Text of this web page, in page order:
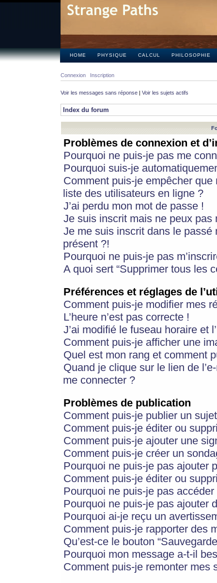
HOME PHYSIQUE CALCUL PHILOSOPHIE
Connexion Inscription
Voir les messages sans réponse | Voir les sujets actifs
Index du forum
Problèmes de connexion et
Pourquoi ne puis-je pas me
Pourquoi suis-je
Comment puis-je empêcher
liste des utilisateurs en ligne ?
J’ai perdu mon mot de passe !
Je suis inscrit mais ne peux pas
Je me suis inscrit dans le
présent ?!
Pourquoi ne puis-je pas
A quoi sert “Supprimer tous les
Préférences et réglages de
Comment puis-je modifier mes
L’heure n’est pas correcte !
J’ai modifié le fuseau horaire et
Comment puis-je afficher une
Quel est mon rang et comment
Quand je clique sur le lien de
me connecter ?
Problèmes de publication
Comment puis-je publier un
Comment puis-je éditer ou
Comment puis-je ajouter une
Comment puis-je créer un
Pourquoi ne puis-je pas ajouter
Comment puis-je éditer ou
Pourquoi ne puis-je pas
Pourquoi ne puis-je pas ajouter
Pourquoi ai-je reçu un
Comment puis-je rapporter des
Qu’est-ce le bouton
Pourquoi mon message a-t-il
Comment puis-je remonter mes